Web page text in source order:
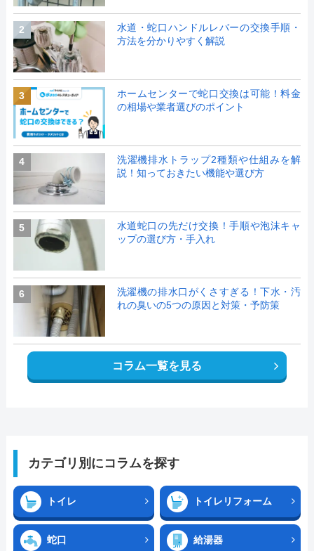
2
水道・蛇口ハンドルレバーの交換手順・
方法を分かりやすく解説
3
ホームセンターで蛇口交換は可能！料金
の相場や業者選びのポイント
4
洗濯機排水トラップ2種類や仕組みを解
説！知っておきたい機能や選び方
5
水道蛇口の先だけ交換！手順や泡沫キャ
ップの選び方・手入れ
6
洗濯機の排水口がくさすぎる！下水・汚
れの臭いの5つの原因と対策・予防策
コラム一覧を見る
カテゴリ別にコラムを探す
トイレ トイレリフォーム
蛇口 給湯器